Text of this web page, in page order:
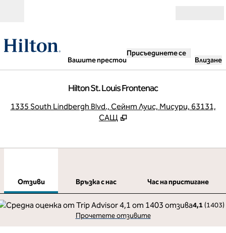
Вашите престои
Присъединете се
Влизане
Hilton St. Louis Frontenac
1335 South Lindbergh Blvd., Сейнт Луис, Мисури, 63131,
САЩ
Отзиви Връзка с нас
Час на пристигане
4,1 (1403)
Прочетете отзивите